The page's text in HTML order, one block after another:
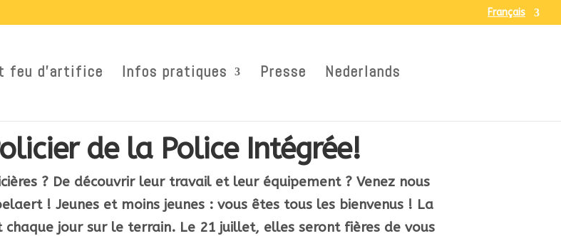
Français
feu d’artifice Infos pratiques Presse Nederlands
de la Police Intégrée!
? De découvrir leur travail et leur équipement ? Venez nous
! Jeunes et moins jeunes : vous êtes tous les bienvenus ! La
jour sur le terrain. Le 21 juillet, elles seront fières de vous